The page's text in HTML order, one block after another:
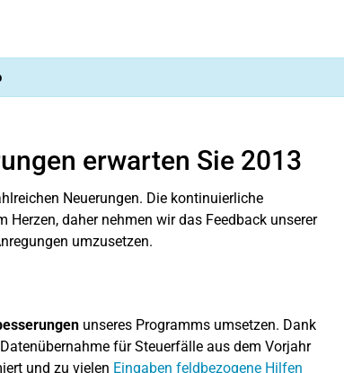
erwarten Sie 2013
Neuerungen. Die kontinuierliche
daher nehmen wir das Feedback unserer
umzusetzen.
unseres Programms umsetzen. Dank
für Steuerfälle aus dem Vorjahr
und zu vielen Eingaben feldbezogene Hilfen